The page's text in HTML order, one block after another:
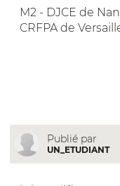
M2 - DJCE de
CRFPA de
Publié par
UN_ETUDIANT